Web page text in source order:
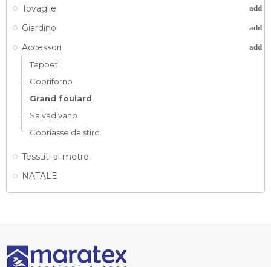
Tovaglie add
Giardino add
Accessori add
Tappeti
Copriforno
Grand foulard
Salvadivano
Copriasse da stiro
Tessuti al metro
NATALE